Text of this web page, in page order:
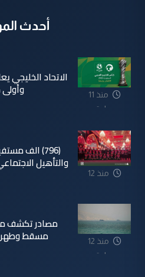
أحدث
منذ 11
ساعة
منذ 12
(796) الف
والتأهيل
منذ 12
ساعة
مصادر تكشف
مسقط